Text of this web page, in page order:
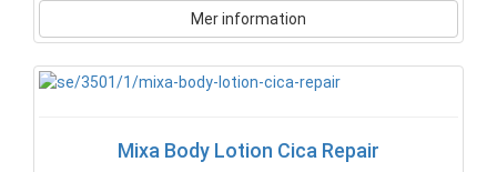
Mer information
Mixa Body Lotion Cica Repair